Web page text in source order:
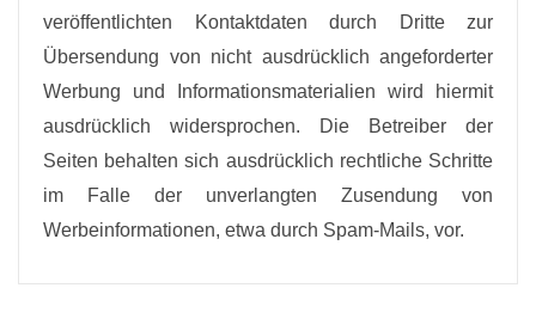
veröffentlichten Kontaktdaten durch Dritte zur
Übersendung von nicht ausdrücklich angeforderter
Werbung und Informationsmaterialien wird hiermit
ausdrücklich widersprochen. Die Betreiber der
Seiten behalten sich ausdrücklich rechtliche Schritte
im Falle der unverlangten Zusendung von
Werbeinformationen, etwa durch Spam-Mails, vor.